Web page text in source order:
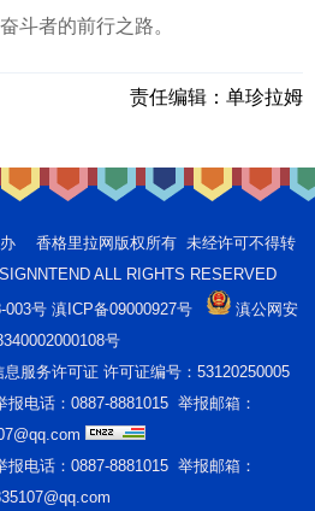
斗者的前行之路。
责任编辑： 单珍拉姆
办 香格里拉网版权所有 未经许可不得转
ALL RIGHTS RESERVED
号 滇ICP备09000927号
滇公网安
号
服务许可证 许可证编号：53120250005
报电话：0887-8881015 举报邮箱：
报电话：0887-8881015 举报邮箱：